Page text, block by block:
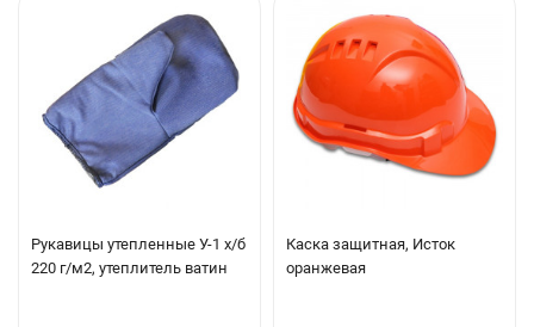
Рукавицы утепленные У-1 х/б
220 г/м2, утеплитель ватин
Каска защитная, Исток
оранжевая